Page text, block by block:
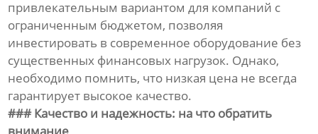
привлекательным вариантом для компаний с
ограниченным бюджетом, позволяя
инвестировать в современное оборудование без
существенных финансовых нагрузок. Однако,
необходимо помнить, что низкая цена не всегда
гарантирует высокое качество.
### Качество и надежность: на что обратить